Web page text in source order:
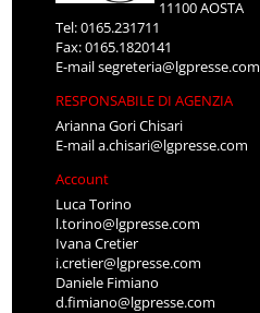
11100 AOSTA
Tel: 0165.231711
Fax: 0165.1820141
E-mailsegreteria@lgpresse.com
RESPONSABILE DI AGENZIA
Arianna Gori Chisari
E-maila.chisari@lgpresse.com
Account
Luca Torino
l.torino@lgpresse.com
Ivana Cretier
i.cretier@lgpresse.com
Daniele Fimiano
d.fimiano@lgpresse.com